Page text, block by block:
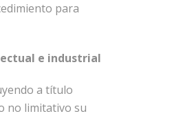
para
e industrial
a título
no limitativo su